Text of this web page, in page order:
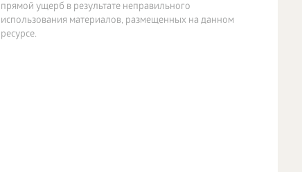
прямой ущерб в результате неправильного
использования материалов, размещенных на данном
ресурсе.